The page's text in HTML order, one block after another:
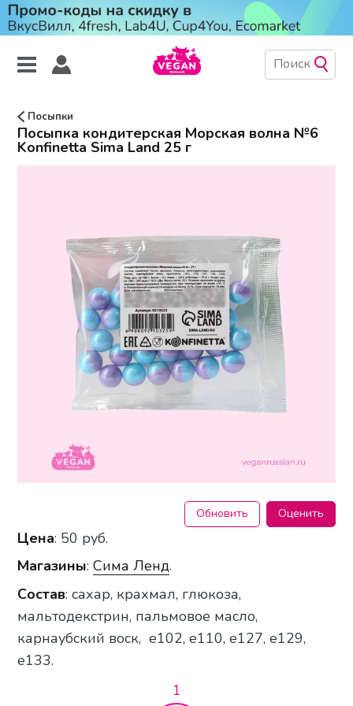
Посыпки
Посыпка кондитерская Морская волна №6
Konfinetta Sima Land 25 г
Обновить Оценить
Цена: 50 руб.
Магазины:Сима Ленд.
Состав: сахар, крахмал, глюкоза,
мальтодекстрин, пальмовое масло,
карнаубский воск, е102, е110, е127, е129,
е133.
1